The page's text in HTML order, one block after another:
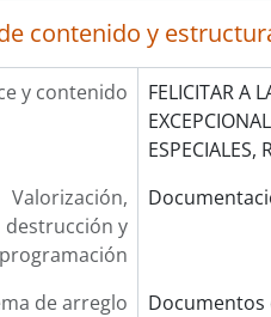
contenido y
y contenido
FELICITAR A
ESPECIALES,
Valorización,
destrucción y
programación
de arreglo